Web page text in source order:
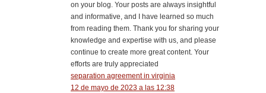
on your blog. Your posts are always insightful
and informative, and I have learned so much
from reading them. Thank you for sharing your
knowledge and expertise with us, and please
continue to create more great content. Your
efforts are truly appreciated
separation agreement in virginia
12 de mayo de 2023 a las 12:38